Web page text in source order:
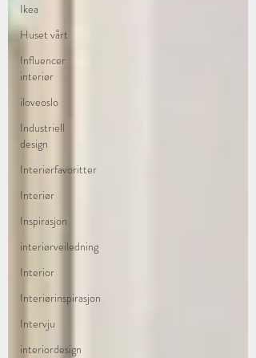
Ikea
Huset vårt
Influencer
interiør
iloveoslo
Industriell
design
Interiørfavoritter
Interiør
Inspirasjon
interiørveiledning
Interior
Interiørinspirasjon
Intervju
interiordesign